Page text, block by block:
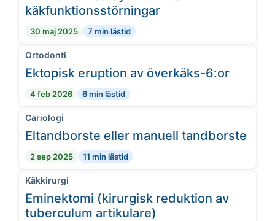
käkfunktionsstörningar
30 maj 2025 7 min lästid
Ortodonti
Ektopisk eruption av överkäks-6:or
4 feb 2026 6 min lästid
Cariologi
Eltandborste eller manuell tandborste
2 sep 2025 11 min lästid
Käkkirurgi
Eminektomi (kirurgisk reduktion av
tuberculum artikulare)